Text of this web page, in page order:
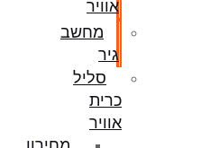
אוויר
מחשב
גיר
סליל
כרית
אוויר